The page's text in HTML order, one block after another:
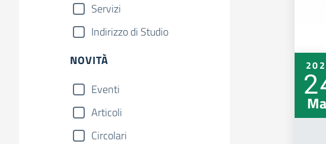
Servizi
Indirizzo di Studio
NOVITÀ
Eventi
Articoli
Circolari